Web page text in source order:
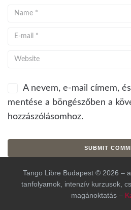
A nevem, e-mail címem,
mentése a böngészőben a
hozzászólásomhoz.
Tango Libre Budapest © 2026 –
tanfolyamok, intenzív kurzusok,
magánoktatás –